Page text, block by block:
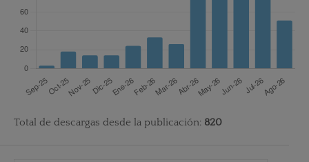
Total de descargas desde la publicación: 820